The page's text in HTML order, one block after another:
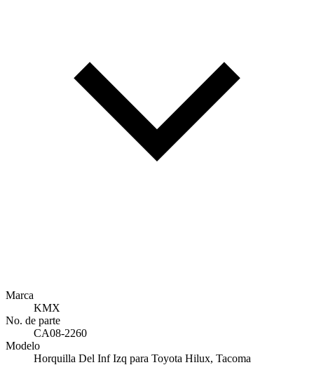
Marca
KMX
No. de parte
CA08-2260
Modelo
Horquilla Del Inf Izq para Toyota Hilux, Tacoma